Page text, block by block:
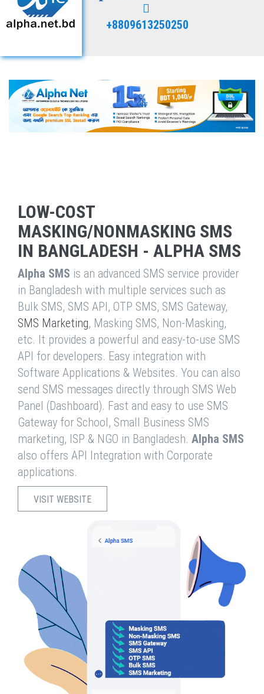
+8809613250250
LOW-COST
MASKING/NONMASKING SMS
IN BANGLADESH - ALPHA SMS
Alpha SMS is an advanced SMS service provider
in Bangladesh with multiple services such as
Bulk SMS, SMS API, OTP SMS, SMS Gateway,
SMS Marketing, Masking SMS, Non-Masking,
etc. It provides a powerful and easy-to-use SMS
API for developers. Easy integration with
Software Applications & Websites. You can also
send SMS messages directly through SMS Web
Panel (Dashboard). Fast and easy to use SMS
Gateway for School, Small Business SMS
marketing, ISP & NGO in Bangladesh. Alpha SMS
also offers API Integration with Corporate
applications.
VISIT WEBSITE